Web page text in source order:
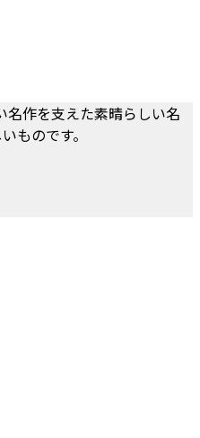
作を支えた素晴らしい名
ものです。